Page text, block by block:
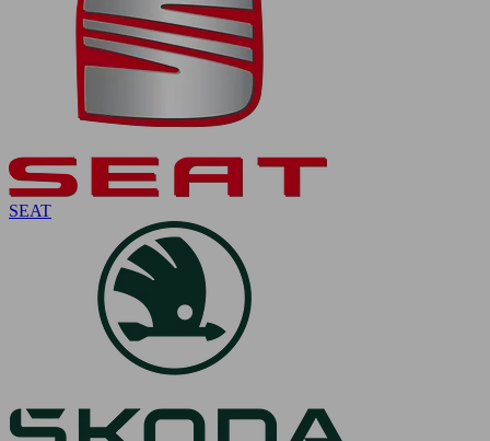
SEAT